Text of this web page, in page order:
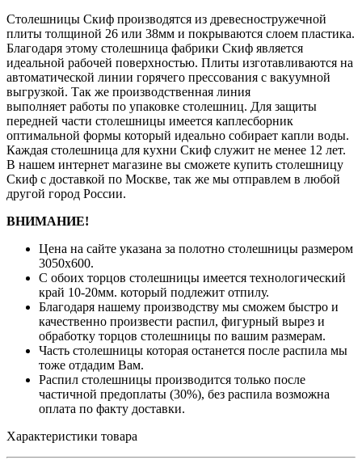
Столешницы Скиф производятся из древесностружечной
плиты толщиной 26 или 38мм и покрываются слоем пластика.
Благодаря этому столешница фабрики Скиф является
идеальной рабочей поверхностью. Плиты изготавливаются на
автоматической линии горячего прессования с вакуумной
выгрузкой. Так же производственная линия
выполняет работы по упаковке столешниц. Для защиты
передней части столешницы имеется каплесборник
оптимальной формы который идеально собирает капли воды.
Каждая столешница для кухни Скиф служит не менее 12 лет.
В нашем интернет магазине вы сможете купить столешницу
Скиф с доставкой по Москве, так же мы отправлем в любой
другой город России.
ВНИМАНИЕ!
Цена на сайте указана за полотно столешницы размером
3050х600.
С обоих торцов столешницы имеется технологический
край 10-20мм. который подлежит отпилу.
Благодаря нашему производству мы сможем быстро и
качественно произвести распил, фигурный вырез и
обработку торцов столешницы по вашим размерам.
Часть столешницы которая останется после распила мы
тоже отдадим Вам.
Распил столешницы производится только после
частичной предоплаты (30%), без распила возможна
оплата по факту доставки.
Характеристики товара